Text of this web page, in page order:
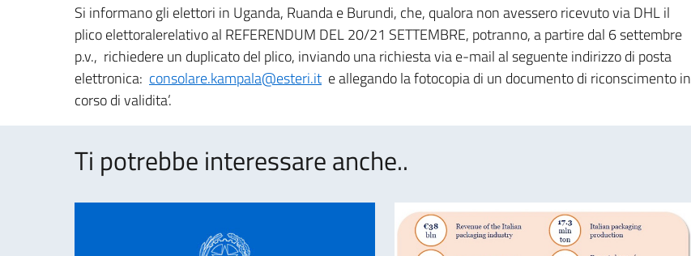
Si informano gli elettori in Uganda, Ruanda e Burundi, che, qualora non avessero ricevuto via DHL il
plico elettoralerelativo al REFERENDUM DEL 20/21 SETTEMBRE, potranno, a partire dal 6 settembre
p.v., richiedere un duplicato del plico, inviando una richiesta via e-mail al seguente indirizzo di posta
elettronica: consolare.kampala@esteri.it e allegando la fotocopia di un documento di riconscimento in
corso di validita’.
Ti potrebbe interessare anche..